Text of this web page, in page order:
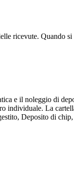
ricevute. Quando
e il noleggio di
La
Deposito di